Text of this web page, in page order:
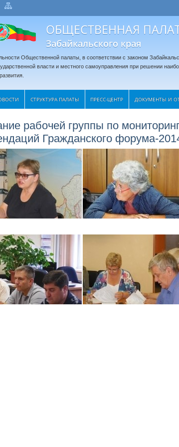
ОБЩЕСТВЕННАЯ
Забайкальского края
Общественной палаты, в соответствии с законом
власти и местного самоуправления при решении
СТРУКТУРА ПАЛАТЫ ПРЕСС-ЦЕНТР ДОКУМЕНТЫ И
рабочей группы по
Гражданского форума-